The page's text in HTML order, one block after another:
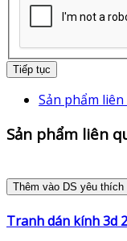
Tiếp tục
Sản phẩm
Sản phẩm liên
Thêm vào DS yêu thích
Tranh dán kính 3d